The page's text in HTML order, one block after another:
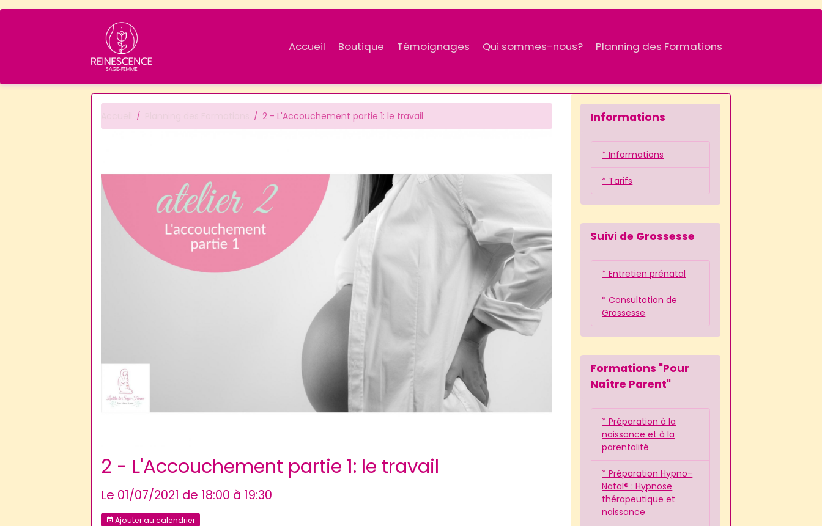
Accueil Boutique Témoignages Qui sommes-nous? Planning des Formations
2 - L'Accouchement partie 1: le travail
2 - L'Accouchement partie 1: le travail
Le 01/07/2021 de 18:00 à 19:30
Ajouter au calendrier
Informations
* Informations
* Tarifs
Suivi de Grossesse
* Entretien prénatal
* Consultation de
Grossesse
Formations "Pour
Naître Parent"
* Préparation à la
naissance et à la
parentalité
* Préparation Hypno-
Natal® : Hypnose
thérapeutique et
naissance